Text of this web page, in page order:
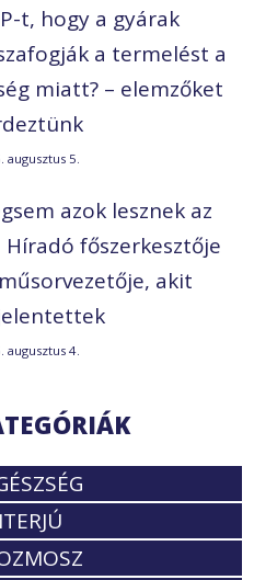
t, hogy a gyárak
a termelést a
miatt? – elemzőket
augusztus 5.
azok lesznek az
Híradó főszerkesztője
akit
augusztus 4.